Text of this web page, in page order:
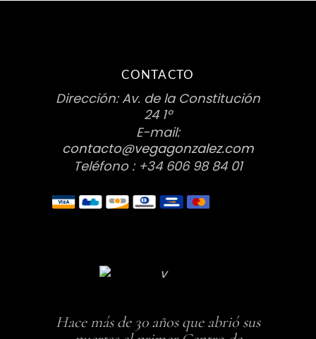
CONTACTO
Dirección: Av. de la Constitución
24 1º
E-mail:
contacto@vegagonzalez.com
Teléfono : +34 606 98 84 01
Hace más de 30 años que abrió sus